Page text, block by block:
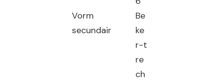
Vorm
secundair
Be
ke
r-t
re
ch